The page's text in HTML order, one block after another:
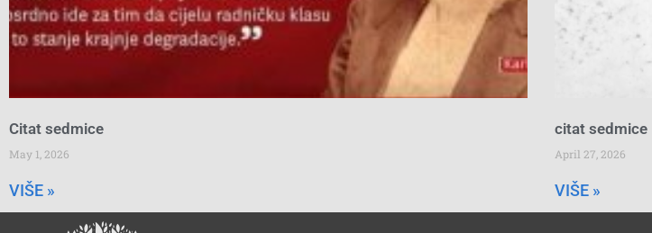
Citat sedmice
May 1, 2026
VIŠE »
citat sedmice
April 27, 2026
VIŠE »